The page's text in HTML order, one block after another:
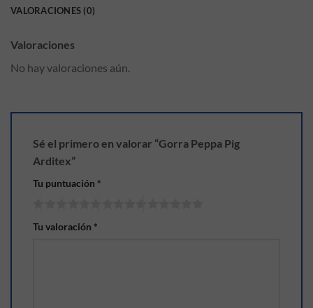
VALORACIONES (0)
Valoraciones
No hay valoraciones aún.
Sé el primero en valorar “Gorra Peppa Pig
Arditex”
Tu puntuación *
Tu valoración *